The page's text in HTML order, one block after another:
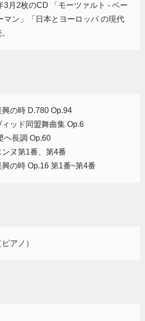
3月2枚のCD 「モーツァルト - ベー
マン」「日本とヨーロッパ の現代
の時 D.780 Op.94
ッド同盟舞曲集 Op.6
ヘ長調 Op.60
ヌ第1番、第4番
の時 Op.16 第1番~第4番
アノ）